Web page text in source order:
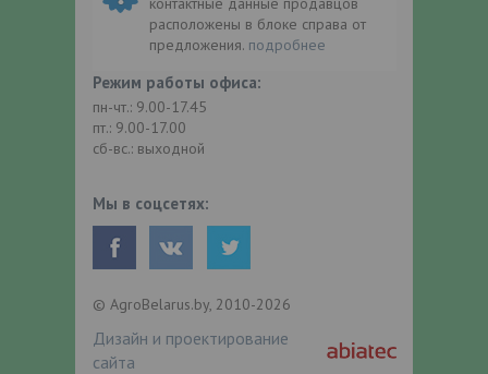
расположены в блоке справа от
предложения. подробнее
Режим работы офиса:
пн-чт.: 9.00-17.45
пт.: 9.00-17.00
сб-вс.: выходной
Мы в соцсетях:
© AgroBelarus.by, 2010-2026
Дизайн и проектирование
сайта